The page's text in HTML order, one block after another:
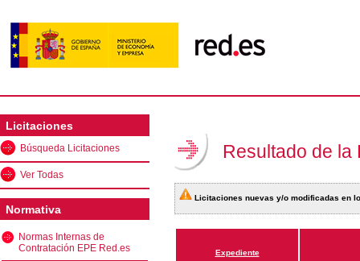
Licitaciones
Búsqueda Licitaciones
Ver Todas
Normativa
Normas Internas de
Contratación EPE Red.es
Resultado de la
Licitaciones nuevas y/o modificadas en
Expediente